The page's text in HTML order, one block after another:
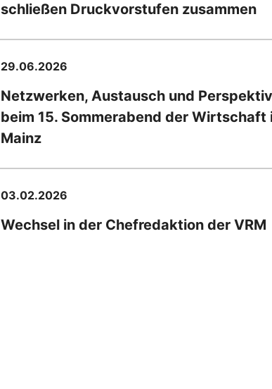
schließen Druckvorstufen zusammen
29.06.2026
Netzwerken, Austausch und
beim 15. Sommerabend der Wirtschaft
Mainz
03.02.2026
Wechsel in der Chefredaktion der VRM